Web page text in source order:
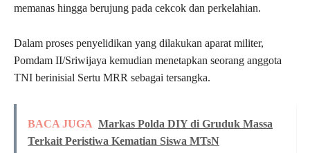
memanas hingga berujung pada cekcok dan perkelahian.
Dalam proses penyelidikan yang dilakukan aparat militer,
Pomdam II/Sriwijaya kemudian menetapkan seorang anggota
TNI berinisial Sertu MRR sebagai tersangka.
BACA JUGA Markas Polda DIY di Gruduk Massa
Terkait Peristiwa Kematian Siswa MTsN